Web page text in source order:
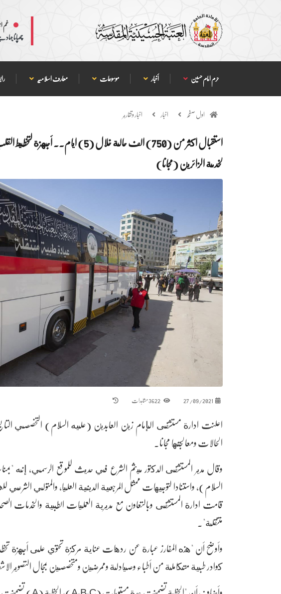
غم
چھپانا
حرم امام حسین أخبار موسوعات معارف اسلامیہ
اول صفحہ اخبار اخبار وتقارير
استقبال اكثر من (750) الف حالة خلال
لخدمة الزائرين (مجانا)
27/09/2021
اعلنت ادارة مستشفى الإمام زين العابدين (عليه السلام) التخصصي
الحالات ومعالجتها مجانا.
وقال مدير المستشفى الدكتور ميثم الشرع في حديث للموقع الرسمي، إنه
السلام)، واستنادا لتوجيهات ممثل المرجعية الدينية العليا، والمتولي الشرعي
قامت ادارة المستشفى وبالتعاون مع مديرية العمليات الطبية والخدمات
متنقلة".
وأوضح أن "هذه المفارز عبارة عن ردهات عناية مركزة تحتوي على أجهزة
كوادر طبية متكاملة من أطباء وصيادلة وممرضين ومتخصصين بمجال التصوير